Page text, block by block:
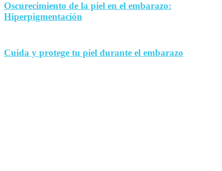
Oscurecimiento de la piel en el embarazo:
Hiperpigmentación
Cuida y protege tu piel durante el embarazo